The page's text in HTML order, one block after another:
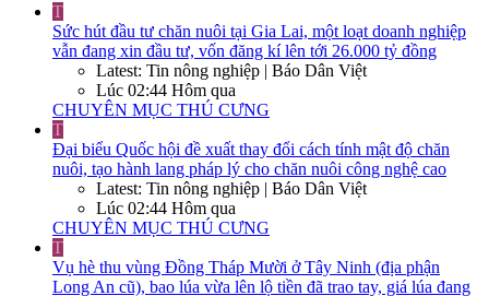
T
Sức hút đầu tư chăn nuôi tại Gia Lai, một loạt doanh nghiệp
vẫn đang xin đầu tư, vốn đăng kí lên tới 26.000 tỷ đồng
Latest: Tin nông nghiệp | Báo Dân Việt
Lúc 02:44 Hôm qua
CHUYÊN MỤC THÚ CƯNG
T
Đại biểu Quốc hội đề xuất thay đổi cách tính mật độ chăn
nuôi, tạo hành lang pháp lý cho chăn nuôi công nghệ cao
Latest: Tin nông nghiệp | Báo Dân Việt
Lúc 02:44 Hôm qua
CHUYÊN MỤC THÚ CƯNG
T
Vụ hè thu vùng Đồng Tháp Mười ở Tây Ninh (địa phận
Long An cũ), bao lúa vừa lên lộ tiền đã trao tay, giá lúa đang